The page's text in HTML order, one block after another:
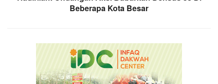
Beberapa Kota Besar